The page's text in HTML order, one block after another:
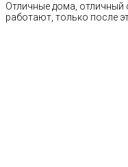
Отличные дома, отличный
работают, только после